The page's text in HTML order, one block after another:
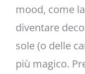
mood, come
diventare
sole (o delle
più magico.